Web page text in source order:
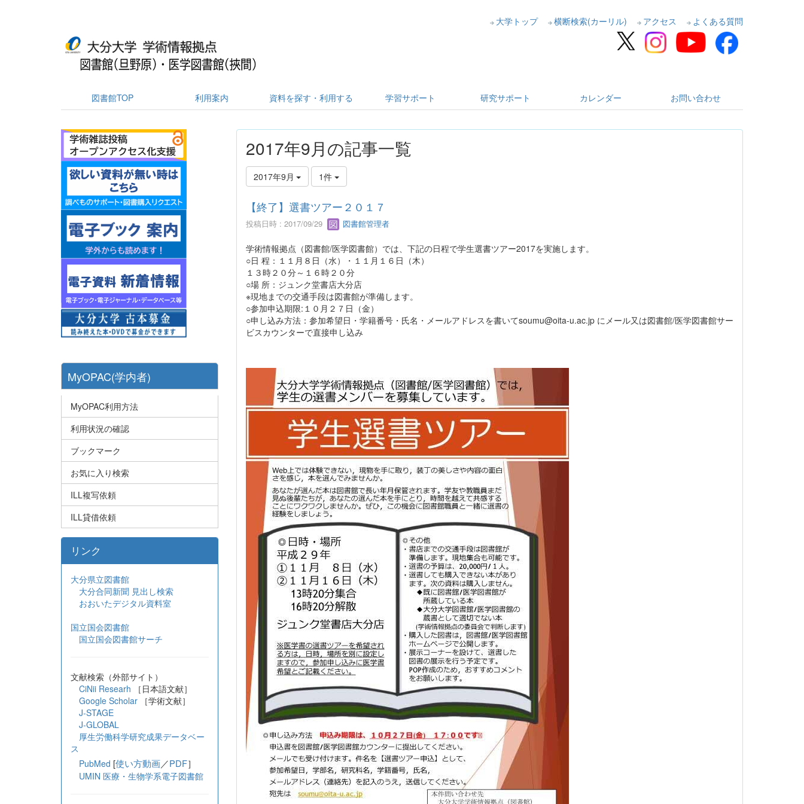
大学トップ 横断検索(カーリル) アクセス よくある質問
図書館TOP 利用案内 資料を探す・利用する 学習サポート 研究サポート カレンダー お問い合わせ
2017年9月の記事一覧
2017年9月 1件
【終了】選書ツアー２０１７
投稿日時 : 2017/09/29 図書館管理者
学術情報拠点（図書館/医学図書館）では、下記の日程で学生選書ツアー2017を実施します。
○日 程：１１月８日（水）・１１月１６日（木）
１３時２０分～１６時２０分
○場 所：ジュンク堂書店大分店
※現地までの交通手段は図書館が準備します。
○参加申込期限:１０月２７日（金）
○申し込み方法：参加希望日・学籍番号・氏名・メールアドレスを書いてsoumu@oita-u.ac.jp にメール又は図書館/医学図書館サー
ビスカウンターで直接申し込み
MyOPAC(学内者)
MyOPAC利用方法
利用状況の確認
ブックマーク
お気に入り検索
ILL複写依頼
ILL貸借依頼
リンク
大分県立図書館
大分合同新聞 見出し検索
おおいたデジタル資料室
国立国会図書館
国立国会図書館サーチ
文献検索（外部サイト）
CiNii Researh ［日本語文献］
Google Scholar
［学術文献］
J-STAGE
J-GLOBAL
厚生労働科学研究成果データベー
ス
PubMed [使い方動画／PDF］
UMIN 医療・生物学系電子図書館